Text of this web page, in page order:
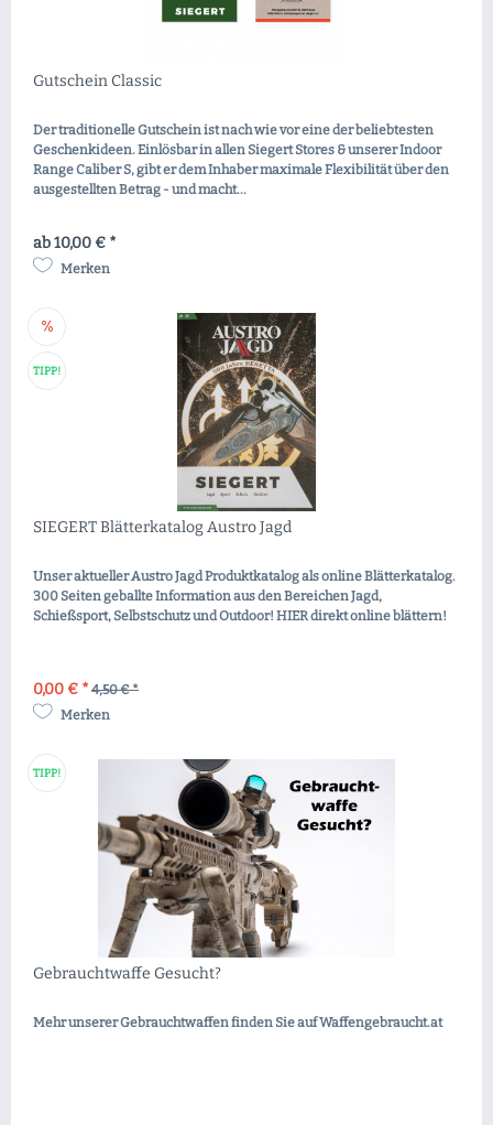
Gutschein Classic
Der traditionelle Gutschein ist nach wie vor eine der beliebtesten
Geschenkideen. Einlösbar in allen Siegert Stores & unserer Indoor
Range Caliber S, gibt er dem Inhaber maximale Flexibilität über den
ausgestellten Betrag - und macht...
ab 10,00 € *
Merken
TIPP!
SIEGERT Blätterkatalog Austro Jagd
Unser aktueller Austro Jagd Produktkatalog als online Blätterkatalog.
300 Seiten geballte Information aus den Bereichen Jagd,
Schießsport, Selbstschutz und Outdoor! HIER direkt online blättern!
0,00 € * 4,50 € *
Merken
TIPP!
Gebrauchtwaffe Gesucht?
Mehr unserer Gebrauchtwaffen finden Sie auf Waffengebraucht.at